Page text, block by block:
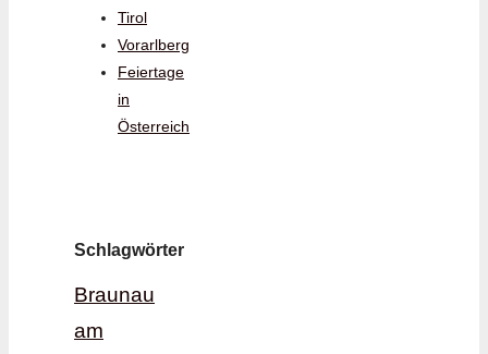
Tirol
Vorarlberg
Feiertage
in
Österreich
Schlagwörter
Braunau
am